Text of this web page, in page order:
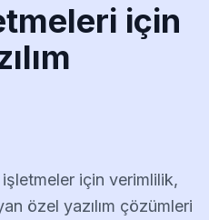
için
için verimlilik,
özel yazılım çözümleri